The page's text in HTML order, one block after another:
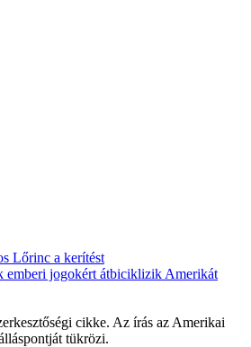
Lőrinc a kerítést
emberi jogokért átbiciklizik Amerikát
cikke. Az írás az Amerikai
tükrözi.